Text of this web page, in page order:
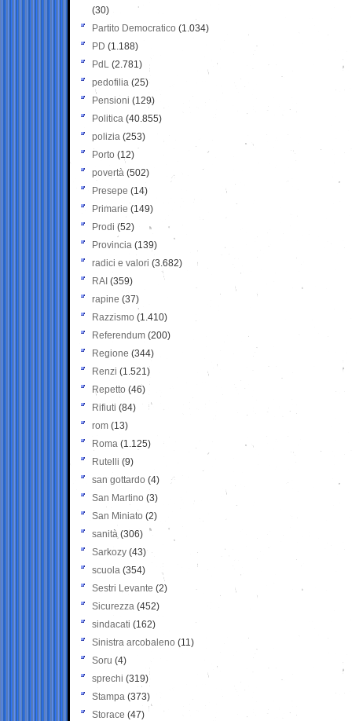
(30)
Partito Democratico (1.034)
PD (1.188)
PdL (2.781)
pedofilia (25)
Pensioni (129)
Politica (40.855)
polizia (253)
Porto (12)
povertà (502)
Presepe (14)
Primarie (149)
Prodi (52)
Provincia (139)
radici e valori (3.682)
RAI (359)
rapine (37)
Razzismo (1.410)
Referendum (200)
Regione (344)
Renzi (1.521)
Repetto (46)
Rifiuti (84)
rom (13)
Roma (1.125)
Rutelli (9)
san gottardo (4)
San Martino (3)
San Miniato (2)
sanità (306)
Sarkozy (43)
scuola (354)
Sestri Levante (2)
Sicurezza (452)
sindacati (162)
Sinistra arcobaleno (11)
Soru (4)
sprechi (319)
Stampa (373)
Storace (47)